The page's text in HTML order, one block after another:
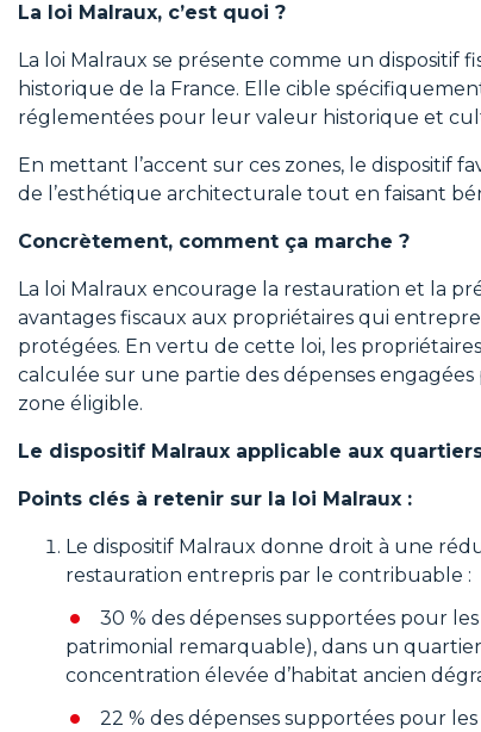
La loi Malraux, c’est quoi ?
La loi Malraux se présente comme un
historique de la France. Elle cible
réglementées pour leur valeur historique et
En mettant l’accent sur ces zones, le dispositif
de l’esthétique architecturale tout en faisant
Concrètement, comment ça marche ?
La loi Malraux encourage la restauration et la
avantages fiscaux aux propriétaires qui
protégées. En vertu de cette loi, les
calculée sur une partie des dépenses
zone éligible.
Le dispositif Malraux applicable aux
Points clés à retenir sur la loi Malraux :
Le dispositif Malraux donne droit à une
restauration entrepris par le contribuable :
30 % des dépenses supportées pour
patrimonial remarquable), dans un
concentration élevée d’habitat ancien
22 % des dépenses supportées pour